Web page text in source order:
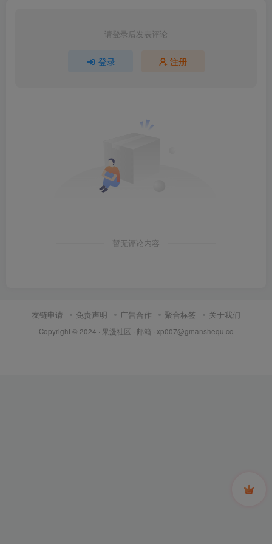
请登录后发表评论
登录 注册
暂无评论内容
友链申请 免责声明 广告合作 聚合标签 关于我们
Copyright © 2024 · 果漫社区 · 邮箱 · xp007@gmanshequ.cc